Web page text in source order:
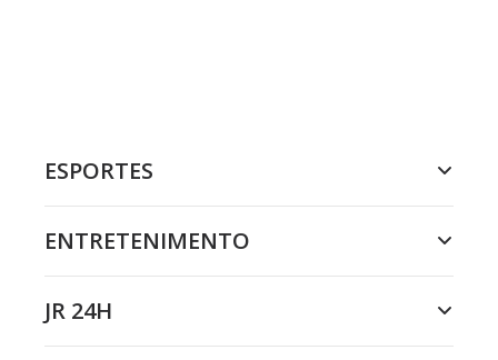
ESPORTES
ENTRETENIMENTO
JR 24H